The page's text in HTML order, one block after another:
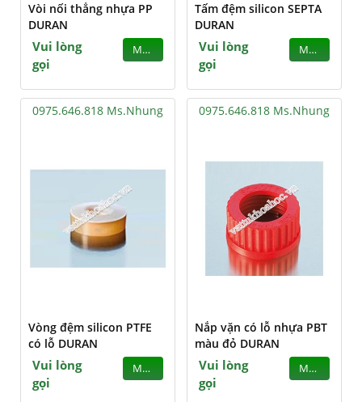
Vòi nối thẳng nhựa PP
DURAN
Vui lòng
gọi
MUA
Tấm đệm silicon SEPTA
DURAN
Vui lòng
gọi
MUA
0975.646.818 Ms.Nhung
Vòng đệm silicon PTFE
có lỗ DURAN
Vui lòng
gọi
MUA
0975.646.818 Ms.Nhung
Nắp vặn có lỗ nhựa PBT
màu đỏ DURAN
Vui lòng
gọi
MUA